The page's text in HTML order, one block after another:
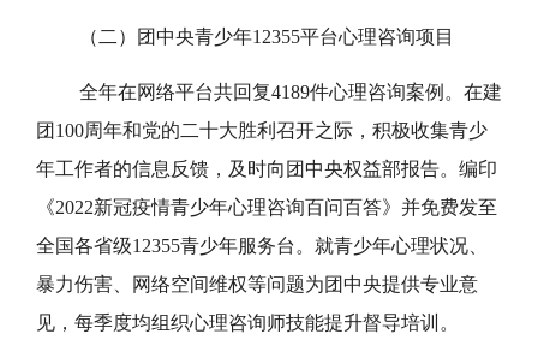
（二）团中央青少年12355平台心理咨询项目
全年在网络平台共回复4189件心理咨询案例。在建
团100周年和党的二十大胜利召开之际，积极收集青少
年工作者的信息反馈，及时向团中央权益部报告。编印
《2022新冠疫情青少年心理咨询百问百答》并免费发至
全国各省级12355青少年服务台。就青少年心理状况、
暴力伤害、网络空间维权等问题为团中央提供专业意
见，每季度均组织心理咨询师技能提升督导培训。